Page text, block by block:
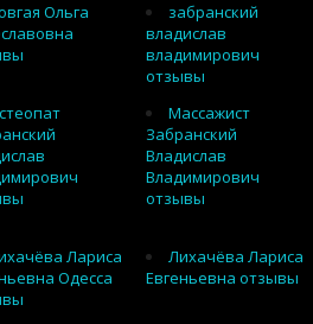
Ольга
забранский
владислав
владимирович
отзывы
Массажист
Забранский
Владислав
Владимирович
отзывы
Лариса
Одесса
Лихачёва Лариса
Евгеньевна отзывы